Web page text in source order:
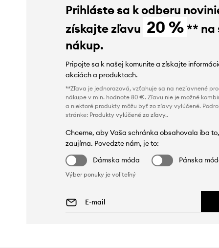
Prihláste sa k odberu
získajte zľavu 20 % ** na
nákup.
Pripojte sa k našej komunite a získajte
akciách a produktoch.
**Zľava je jednorazová, vzťahuje sa na nezľavnené
nákupe v min. hodnote 80 €. Zľavu nie je možné
a niektoré produkty môžu byť zo zľavy vylúčené.
stránke: Produkty vylúčené zo zľavy..
Chceme, aby Vaša schránka obsahovala iba
zaujíma. Povedzte nám, je to:
Dámska móda
Pánska
Výber ponuky je voliteľný